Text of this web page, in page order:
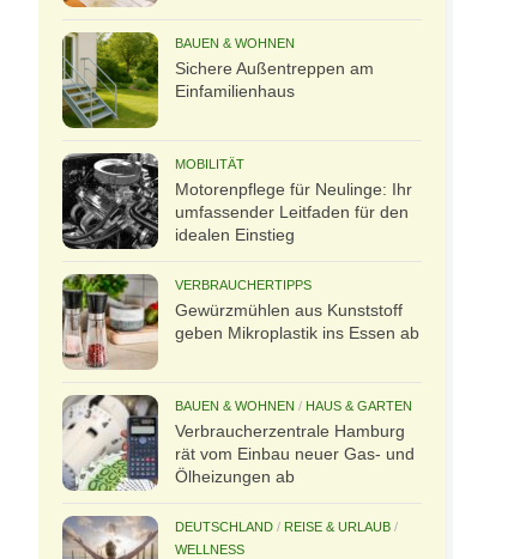
BAUEN & WOHNEN
Sichere Außentreppen am
Einfamilienhaus
MOBILITÄT
Motorenpflege für Neulinge: Ihr
umfassender Leitfaden für den
idealen Einstieg
VERBRAUCHERTIPPS
Gewürzmühlen aus Kunststoff
geben Mikroplastik ins Essen ab
BAUEN & WOHNEN / HAUS & GARTEN
Verbraucherzentrale Hamburg
rät vom Einbau neuer Gas- und
Ölheizungen ab
DEUTSCHLAND / REISE & URLAUB /
WELLNESS